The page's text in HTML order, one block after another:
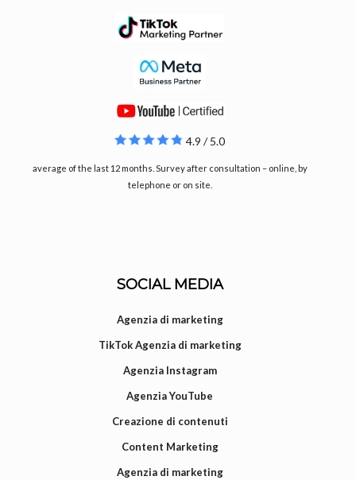
4.9 / 5.0
average of the last 12 months. Survey after consultation – online, by
telephone or on site.
SOCIAL MEDIA
Agenzia di marketing
TikTok Agenzia di marketing
Agenzia Instagram
Agenzia YouTube
Creazione di contenuti
Content Marketing
Agenzia di marketing